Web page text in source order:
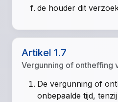
de houder dit
Artikel 1.7
Vergunning of ontheffing
De vergunning of
onbepaalde tijd,